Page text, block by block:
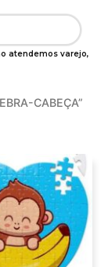
atendemos varejo,
CABEÇA”